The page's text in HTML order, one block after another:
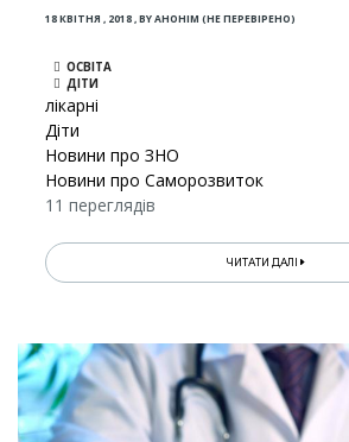
18 КВІТНЯ , 2018,BYАНОНІМ (НЕ ПЕРЕВІРЕНО)
ОСВІТА
ДІТИ
лікарні
Діти
Новини про ЗНО
Новини про Саморозвиток
11 переглядів
ЧИТАТИ ДАЛІ